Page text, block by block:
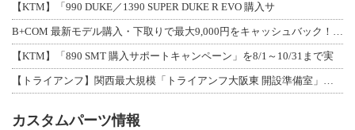
【KTM】「990 DUKE／1390 SUPER DUKE R EVO 購入サ
B+COM 最新モデル購入・下取りで最大9,000円をキャッシュバック！「B+F
【KTM】「890 SMT 購入サポートキャンペーン」を8/1～10/31まで実
【トライアンフ】関西最大規模「トライアンフ大阪東 開設準備室」がオープン！ 限定
カスタムパーツ情報